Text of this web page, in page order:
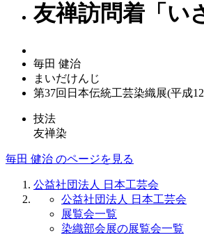
友禅訪問着「い
毎田 健治
まいだけんじ
第37回日本伝統工芸染織展(平成
技法
友禅染
毎田 健治 のページを見る
公益社団法人 日本工芸会
公益社団法人 日本工芸会
展覧会一覧
染織部会展の展覧会一覧